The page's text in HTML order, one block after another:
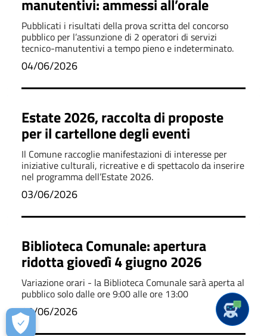
manutentivi: ammessi all’orale
Pubblicati i risultati della prova scritta del concorso
pubblico per l’assunzione di 2 operatori di servizi
tecnico-manutentivi a tempo pieno e indeterminato.
04/06/2026
Estate 2026, raccolta di proposte
per il cartellone degli eventi
Il Comune raccoglie manifestazioni di interesse per
iniziative culturali, ricreative e di spettacolo da inserire
nel programma dell’Estate 2026.
03/06/2026
Biblioteca Comunale: apertura
ridotta giovedì 4 giugno 2026
Variazione orari - la Biblioteca Comunale sarà aperta al
pubblico solo dalle ore 9:00 alle ore 13:00
03/06/2026